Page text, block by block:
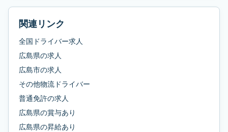
関連リンク
全国ドライバー求人
広島県の求人
広島市の求人
その他物流ドライバー
普通免許の求人
広島県の賞与あり
広島県の昇給あり